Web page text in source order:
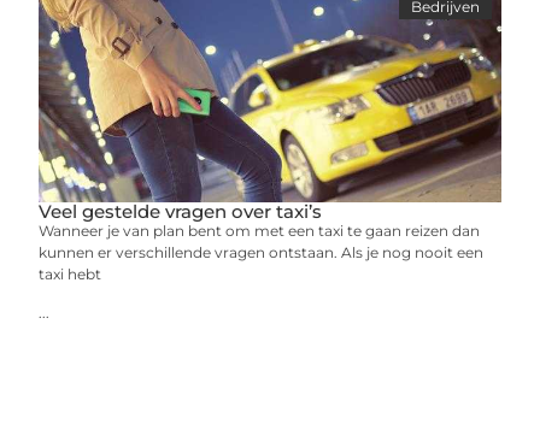
Bedrijven
Veel gestelde vragen over taxi’s
Wanneer je van plan bent om met een taxi te gaan reizen dan
kunnen er verschillende vragen ontstaan. Als je nog nooit een
taxi hebt